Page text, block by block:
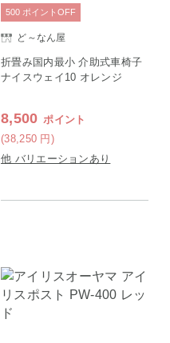
ど～なん屋
折畳み国内最小 介助式車椅子
ナイスウェイ10 オレンジ
8,500 ポイント
(38,250 円 )
500 ポイント OFF
他 バリエーションあり